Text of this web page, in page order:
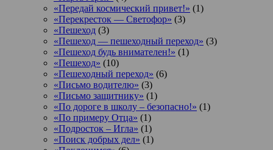
«Передай космический привет!» (1)
«Перекресток — Светофор» (3)
«Пешеход (3)
«Пешеход — пешеходный переход» (3)
«Пешеход будь внимателен!» (1)
«Пешеход» (10)
«Пешеходный переход» (6)
«Письмо водителю» (3)
«Письмо защитнику» (1)
«По дороге в школу – безопасно!» (1)
«По примеру Отца» (1)
«Подросток ‒ Игла» (1)
«Поиск добрых дел» (1)